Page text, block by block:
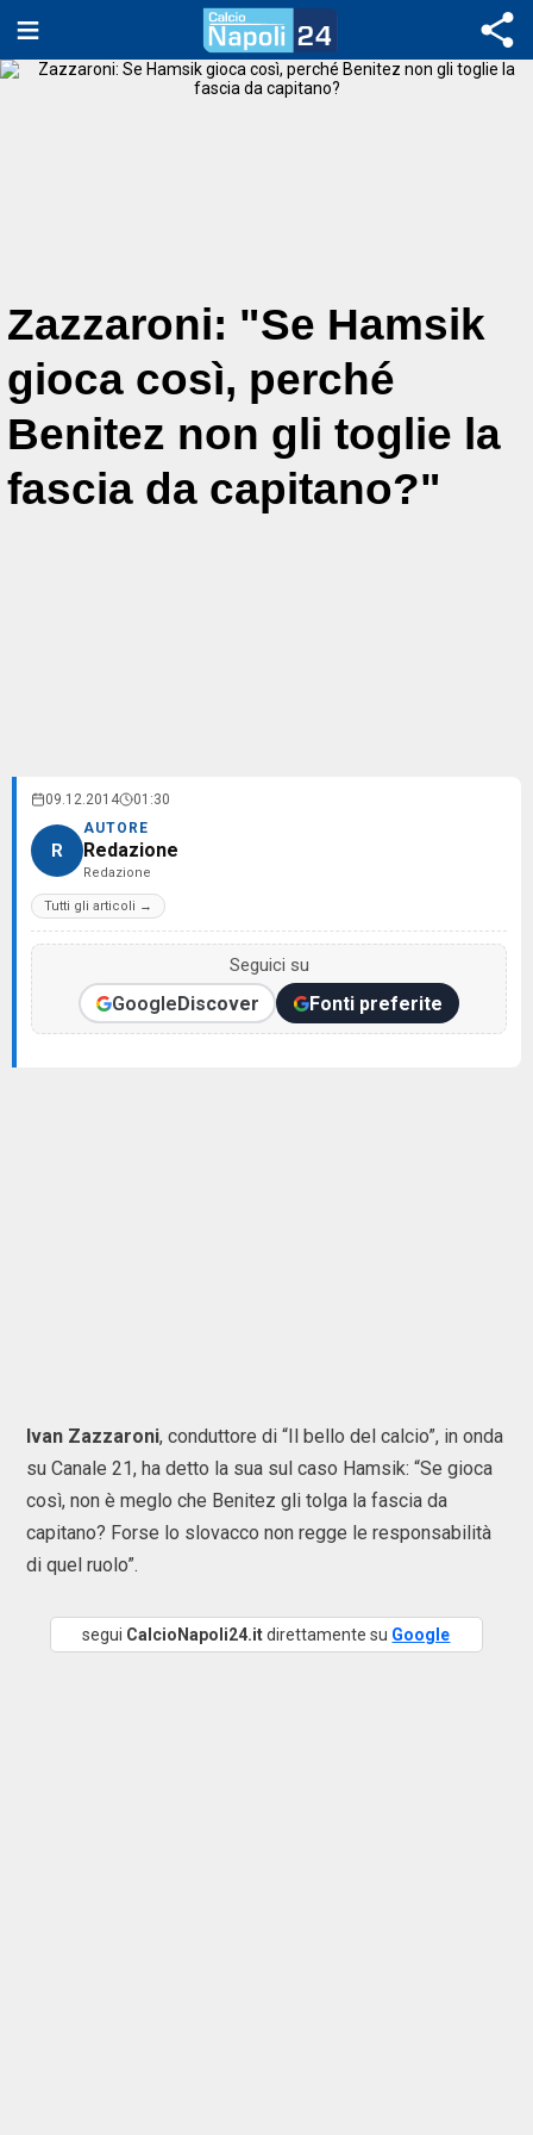
Zazzaroni: "Se Hamsik
gioca così, perché
Benitez non gli toglie la
fascia da capitano?"
09.12.2014 01:30
R
AUTORE
Redazione
Redazione
Tutti gli articoli →
Seguici su
GoogleDiscover Fonti preferite
Ivan Zazzaroni, conduttore di “Il bello del calcio”, in onda
su Canale 21, ha detto la sua sul caso Hamsik: “Se gioca
così, non è meglo che Benitez gli tolga la fascia da
capitano? Forse lo slovacco non regge le responsabilità
di quel ruolo”.
segui CalcioNapoli24.itdirettamente su Google